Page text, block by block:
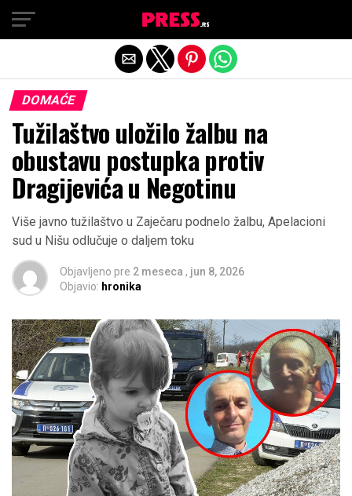
DOMAĆE
Tužilaštvo uložilo žalbu na
obustavu postupka protiv
Dragijevića u Negotinu
Više javno tužilaštvo u Zaječaru podnelo žalbu, Apelacioni
sud u Nišu odlučuje o daljem toku
Objavljeno pre 2 meseca , jun 8, 2026
Objavio: hronika
Exit mobile version